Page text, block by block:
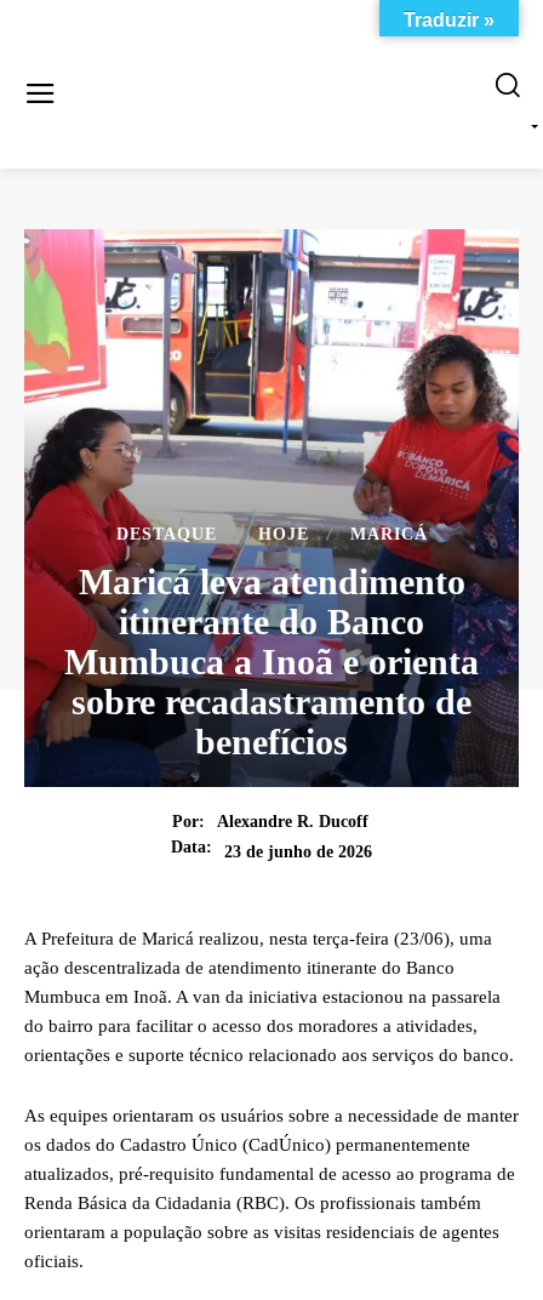
DESTAQUE HOJE MARICÁ
Maricá leva atendimento
itinerante do Banco
Mumbuca a Inoã e orienta
sobre recadastramento de
benefícios
Por:
Alexandre R. Ducoff
Data:
23 de junho de 2026
A Prefeitura de Maricá realizou, nesta terça-feira (23/06), uma
ação descentralizada de atendimento itinerante do Banco
Mumbuca em Inoã. A van da iniciativa estacionou na passarela
do bairro para facilitar o acesso dos moradores a atividades,
orientações e suporte técnico relacionado aos serviços do banco.
As equipes orientaram os usuários sobre a necessidade de manter
os dados do Cadastro Único (CadÚnico) permanentemente
atualizados, pré-requisito fundamental de acesso ao programa de
Renda Básica da Cidadania (RBC). Os profissionais também
orientaram a população sobre as visitas residenciais de agentes
oficiais.
Traduzir »